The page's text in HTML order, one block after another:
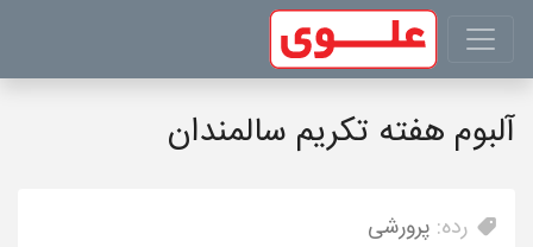
آلبوم هفته تکریم سالمندان
رده: پرورشی